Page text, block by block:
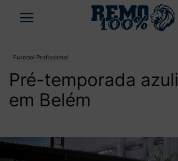
Futebol Profissional
Pré-temporada
em Belém